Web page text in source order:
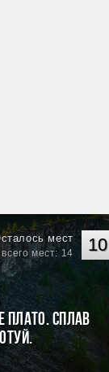
10
мест
всего мест: 14
плато. Сплав